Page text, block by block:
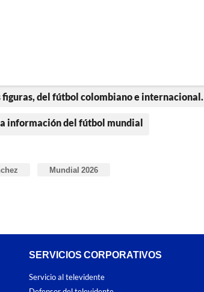
del fútbol colombiano e internacional.
información del fútbol mundial
Mundial 2026
SERVICIOS CORPORATIVOS
Servicio al televidente